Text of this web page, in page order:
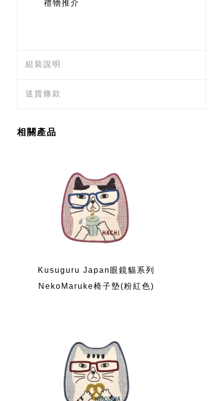
禮物推介
組裝說明
送貨條款
相關產品
Kusuguru Japan眼鏡貓系列
NekoMaruke椅子墊(粉紅色)